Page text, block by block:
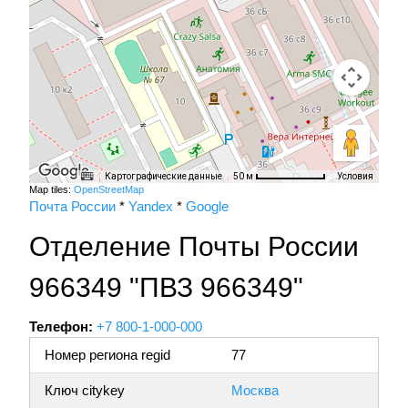
Картографические данные 50 м Условия
Map tiles: OpenStreetMap
Почта России * Yandex * Google
Отделение Почты России
966349 "ПВЗ 966349"
Телефон: +7 800-1-000-000
Номер региона regid
77
Ключ citykey Москва